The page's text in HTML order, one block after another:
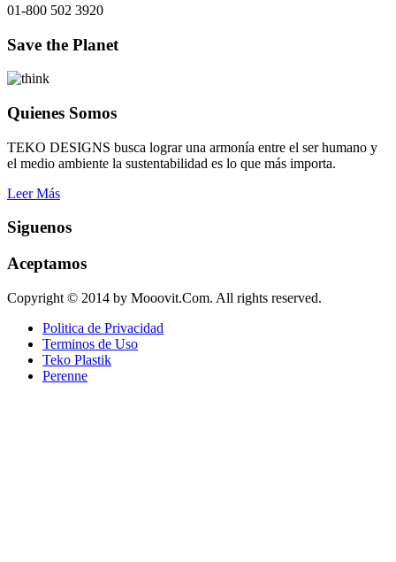
01-800 502 3920
Save the Planet
Quienes Somos
TEKO DESIGNS busca lograr una armonía entre el ser humano y
el medio ambiente la sustentabilidad es lo que más importa.
Leer Más
Siguenos
Aceptamos
Copyright © 2014 by Mooovit.Com. All rights reserved.
Politica de Privacidad
Terminos de Uso
Teko Plastik
Perenne